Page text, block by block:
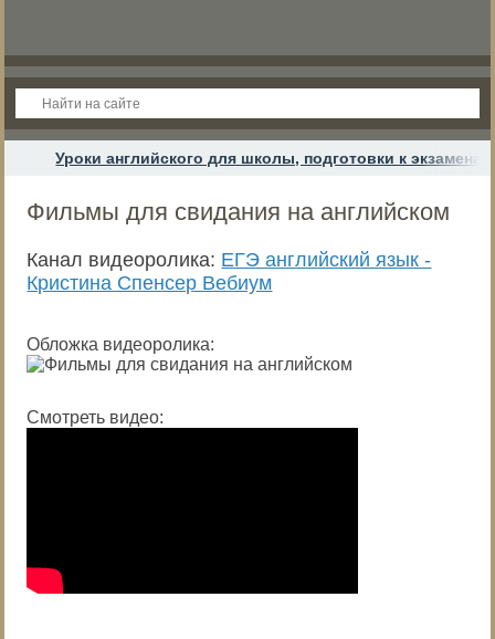
Уроки английского для школы, подготовки к
Фильмы для свидания на английском
Канал видеоролика: ЕГЭ английский язык -
Кристина Спенсер Вебиум
Обложка видеоролика:
Смотреть видео: